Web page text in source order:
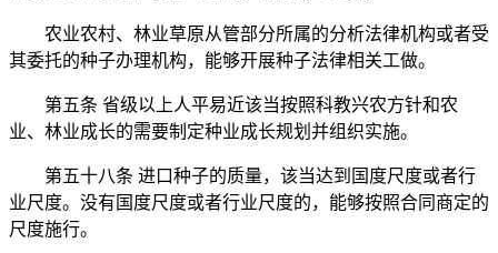
农业农村、林业草原从管部分所属的分析法律机构或者受
其委托的种子办理机构，能够开展种子法律相关工做。
第五条 省级以上人平易近该当按照科教兴农方针和农
业、林业成长的需要制定种业成长规划并组织实施。
第五十八条 进口种子的质量，该当达到国度尺度或者行
业尺度。没有国度尺度或者行业尺度的，能够按照合同商定的
尺度施行。